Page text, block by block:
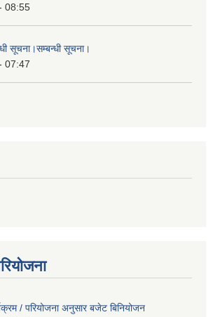
08:55
सूचना।सम्बन्धी सूचना।
07:47
/ परियोजना अनुसार बजेट बिनियोजन